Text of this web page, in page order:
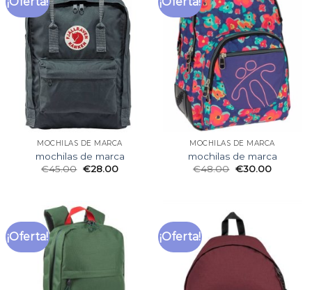
MOCHILAS DE MARCA
mochilas de marca
€45.00 €28.00
MOCHILAS DE MARCA
mochilas de marca
€48.00 €30.00
¡Oferta! ¡Oferta!